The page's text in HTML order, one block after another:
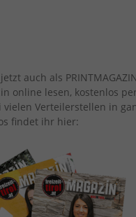
auch als
online lesen, kostenlos
Verteilerstellen in
findet ihr hier: